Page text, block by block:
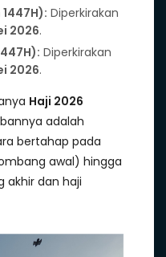
Diperkirakan
2026.
Diperkirakan
2026.
Haji 2026
adalah
bertahap pada
awal) hingga
akhir dan haji